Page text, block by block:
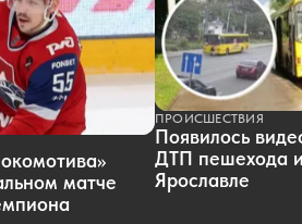
матче
ПРОИСШЕСТВИЯ
Появилось
ДТП пешехода
Ярославле